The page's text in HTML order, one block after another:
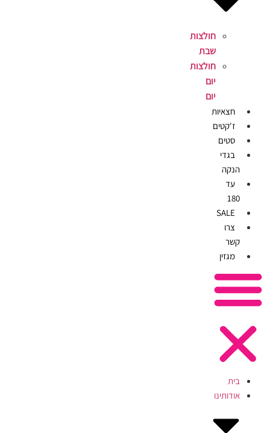
חולצות
שבת
חולצות
יום
יום
חצאיות
ז'קטים
סטים
בגדי
הנקה
עד
180
SALE
צרו
קשר
מגזין
בית
אודותינו